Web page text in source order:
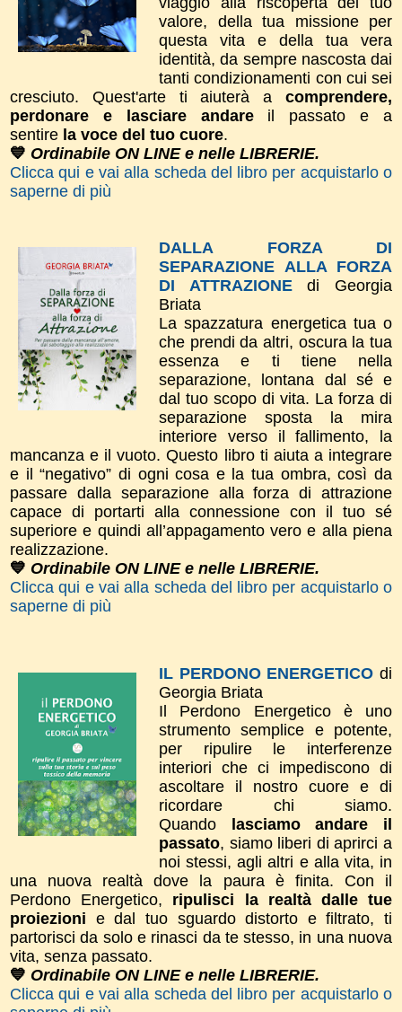
valore, della tua missione per
questa vita e della tua vera
identità, da sempre nascosta dai
tanti condizionamenti con cui sei
cresciuto. Quest'arte ti aiuterà a comprendere,
perdonare e lasciare andareil passato e a
sentire la voce del tuo cuore.
💙 Ordinabile ON LINE e nelle LIBRERIE.
Clicca qui e vai alla scheda del libro per acquistarlo o
saperne di più
DALLA FORZA DI
SEPARAZIONE ALLA FORZA
DI ATTRAZIONE
di Georgia
Briata
La spazzatura energetica tua o
che prendi da altri, oscura la tua
essenza e ti tiene nella
separazione, lontana dal sé e
dal tuo scopo di vita. La forza di
separazione sposta la mira
interiore verso il fallimento, la
mancanza e il vuoto. Questo libro ti aiuta a integrare
e il “negativo” di ogni cosa e la tua ombra, così da
passare dalla separazione alla forza di attrazione
capace di portarti alla connessione con il tuo sé
superiore e quindi all’appagamento vero e alla piena
realizzazione.
💙 Ordinabile ON LINE e nelle LIBRERIE.
Clicca qui e vai alla scheda del libro per acquistarlo o
saperne di più
IL PERDONO ENERGETICO di
Georgia Briata
Il Perdono Energetico è uno
strumento semplice e potente,
per ripulire le interferenze
interiori che ci impediscono di
ascoltare il nostro cuore e di
ricordare chi siamo.
Quando lasciamo andare il
passato, siamo liberi di aprirci a
noi stessi, agli altri e alla vita, in
una nuova realtà dove la paura è finita. ​Con il
Perdono Energetico, ripulisci la realtà dalle tue
proiezioni e dal tuo sguardo distorto e filtrato, ti
partorisci da solo e rinasci da te stesso, in una nuova
vita, senza passato.
💙 Ordinabile ON LINE e nelle LIBRERIE.
Clicca qui e vai alla scheda del libro per acquistarlo o